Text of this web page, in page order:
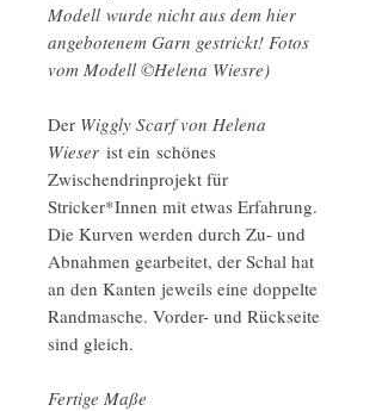
Modell wurde nicht aus dem hier
angebotenem Garn gestrickt! Fotos
vom Modell ©Helena Wiesre)
Der Wiggly Scarf von Helena
Wieser ist ein schönes
Zwischendrinprojekt für
Stricker*Innen mit etwas Erfahrung.
Die Kurven werden durch Zu- und
Abnahmen gearbeitet, der Schal hat
an den Kanten jeweils eine doppelte
Randmasche. Vorder- und Rückseite
sind gleich.
Fertige Maße